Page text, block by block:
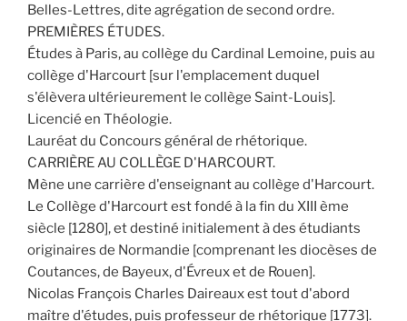
Belles-Lettres, dite agrégation de second ordre.
PREMIÈRES ÉTUDES.
Études à Paris, au collège du Cardinal Lemoine, puis au
collège d'Harcourt [sur l'emplacement duquel
s'élèvera ultérieurement le collège Saint-Louis].
Licencié en Théologie.
Lauréat du Concours général de rhétorique.
CARRIÈRE AU COLLÈGE D'HARCOURT.
Mène une carrière d'enseignant au collège d'Harcourt.
Le Collège d'Harcourt est fondé à la fin du XIII ème
siècle [1280], et destiné initialement à des étudiants
originaires de Normandie [comprenant les diocèses de
Coutances, de Bayeux, d'Évreux et de Rouen].
Nicolas François Charles Daireaux est tout d'abord
maître d'études, puis professeur de rhétorique [1773].